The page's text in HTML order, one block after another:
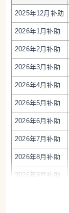
2025年12月补助
2026年1月补助
2026年2月补助
2026年3月补助
2026年4月补助
2026年5月补助
2026年6月补助
2026年7月补助
2026年8月补助
2026年9月补助